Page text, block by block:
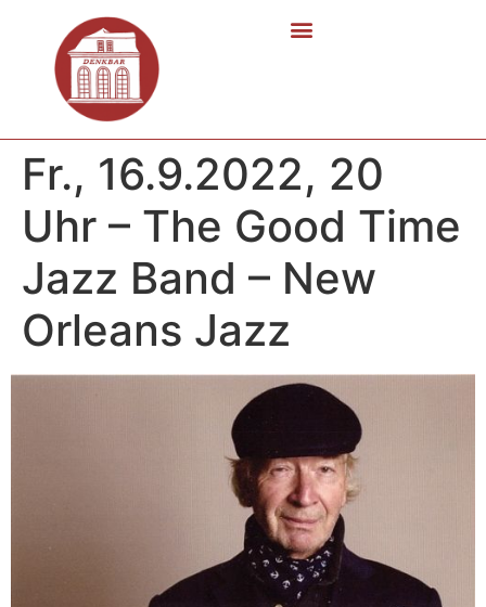
Fr., 16.9.2022, 20
Uhr – The Good Time
Jazz Band – New
Orleans Jazz